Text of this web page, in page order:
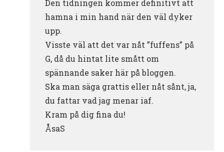
Den tidningen kommer definitivt att
hamna i min hand när den väl dyker
upp.
Visste väl att det var nåt ”fuffens” på
G, då du hintat lite smått om
spännande saker här på bloggen.
Ska man säga grattis eller nåt sånt, ja,
du fattar vad jag menar iaf.
Kram på dig fina du!
ÅsaS